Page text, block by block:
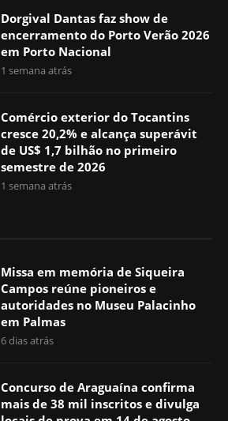
Dorgival Dantas faz show de
encerramento do Porto Verão 2026
em Porto Nacional
1 semana atrás
Comércio exterior do Tocantins
cresce 20,2% e alcança superávit
de US$ 1,7 bilhão no primeiro
semestre de 2026
1 semana atrás
Missa em memória de Siqueira
Campos reúne pioneiros e
autoridades no Museu Palacinho
em Palmas
6 dias atrás
Concurso de Araguaína confirma
mais de 38 mil inscritos e divulga